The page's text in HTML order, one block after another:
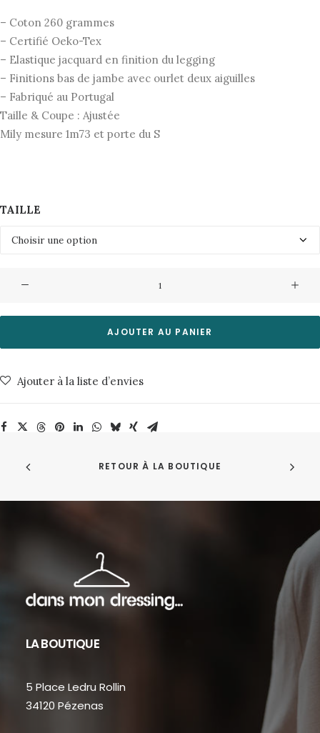
– Coton 260 grammes
– Certifié Oeko-Tex
– Elastique jacquard en finition du legging
– Finitions bas de jambe avec ourlet deux aiguilles
– Fabriqué au Portugal
Taille & Coupe : Ajustée
Mily mesure 1m73 et porte du S
TAILLE
Legging
Maison
AJOUTER AU PANIER
Ajouter à la liste d’envies
RETOUR À LA BOUTIQUE
LA BOUTIQUE
5 Place Ledru Rollin
34120 Pézenas